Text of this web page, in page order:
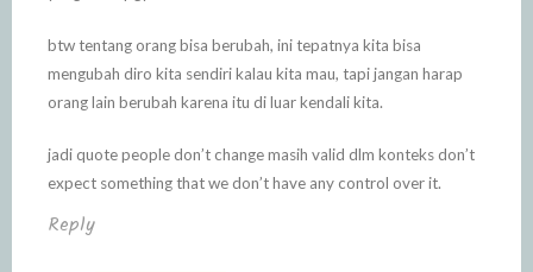
btw tentang orang bisa berubah, ini tepatnya kita bisa
mengubah diro kita sendiri kalau kita mau, tapi jangan harap
orang lain berubah karena itu di luar kendali kita.
jadi quote people don’t change masih valid dlm konteks don’t
expect something that we don’t have any control over it.
Reply